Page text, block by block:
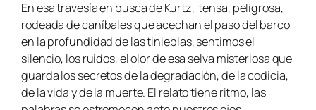
En esa travesía en busca de Kurtz, tensa, peligrosa,
rodeada de caníbales que acechan el paso del barco
en la profundidad de las tinieblas, sentimos el
silencio, los ruidos, el olor de esa selva misteriosa que
guarda los secretos de la degradación, de la codicia,
de la vida y de la muerte. El relato tiene ritmo, las